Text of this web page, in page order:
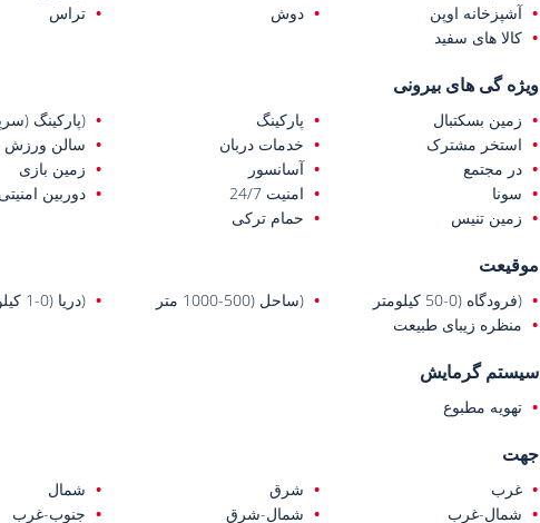
آشپزخانه اوپن
دوش تراس
کالا های سفید
ویژه گی های بیرونی
زمین بسکتبال پارکینگ (پارکینگ
استخر مشترک
خدمات دربان سالن ورزش
در مجتمع
آسانسور زمین بازی
سونا
امنیت 24/7 دوربین امنیتی
زمین تنیس
حمام ترکی
موقیعت
(فرودگاه (0-50 کیلومتر (ساحل (500-1000 متر (دریا (0-1 کیلومتر
منظره زیبای طبیعت
سیستم گرمایش
تهویه مطبوع
جهت
غرب شرق شمال
شمال-غرب
شمال-شرق جنوب-غرب